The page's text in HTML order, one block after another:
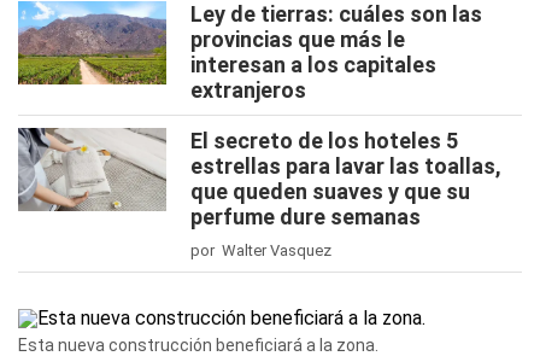
Ley de tierras: cuáles son las
provincias que más le
interesan a los capitales
extranjeros
El secreto de los hoteles 5
estrellas para lavar las toallas,
que queden suaves y que su
perfume dure semanas
por Walter Vasquez
Esta nueva construcción beneficiará a la zona.